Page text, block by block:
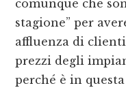
comunque che
stagione” per
affluenza di
prezzi degli
perché è in